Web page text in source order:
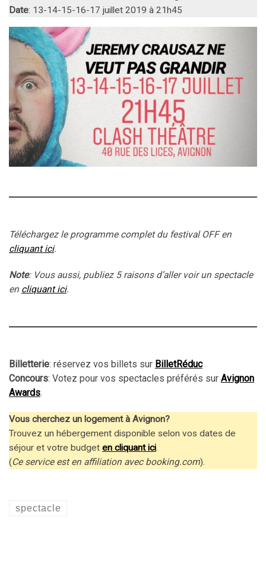
Date: 13-14-15-16-17 juillet 2019 à 21h45
Téléchargez le programme complet du festival OFF en
cliquant ici.
Note: Vous aussi, publiez 5 raisons d’aller voir un spectacle
en cliquant ici.
Billetterie: réservez vos billets sur BilletRéduc
Concours: Votez pour vos spectacles préférés sur Avignon
Awards.
Vous cherchez un logement à Avignon?
Trouvez un hébergement disponible selon vos dates de
séjour et votre budget en cliquant ici.
(Ce service est en affiliation avec booking.com).
spectacle